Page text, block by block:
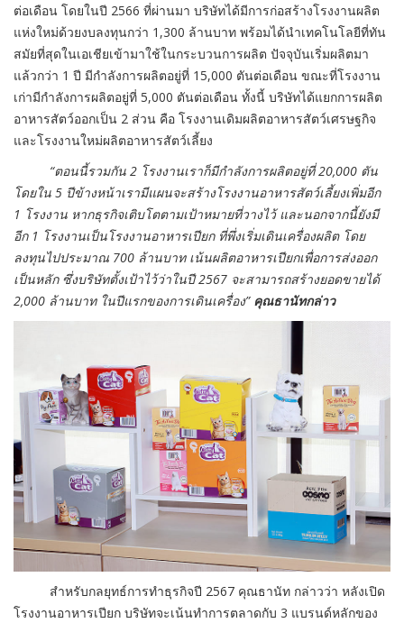
ต่อเดือน โดยในปี 2566 ที่ผ่านมา บริษัทได้มีการก่อสร้างโรงงานผลิต
แห่งใหม่ด้วยงบลงทุนกว่า 1,300 ล้านบาท พร้อมได้นำเทคโนโลยีที่ทัน
สมัยที่สุดในเอเชียเข้ามาใช้ในกระบวนการผลิต ปัจจุบันเริ่มผลิตมา
แล้วกว่า 1 ปี มีกำลังการผลิตอยู่ที่ 15,000 ตันต่อเดือน ขณะที่โรงงาน
เก่ามีกำลังการผลิตอยู่ที่ 5,000 ตันต่อเดือน ทั้งนี้ บริษัทได้แยกการผลิต
อาหารสัตว์ออกเป็น 2 ส่วน คือ โรงงานเดิมผลิตอาหารสัตว์เศรษฐกิจ
และโรงงานใหม่ผลิตอาหารสัตว์เลี้ยง
“ตอนนี้รวมกัน 2 โรงงานเราก็มีกำลังการผลิตอยู่ที่ 20,000 ตัน
โดยใน 5 ปีข้างหน้าเรามีแผนจะสร้างโรงงานอาหารสัตว์เลี้ยงเพิ่มอีก
1 โรงงาน หากธุรกิจเติบโตตามเป้าหมายที่วางไว้ และนอกจากนี้ยังมี
อีก 1 โรงงานเป็นโรงงานอาหารเปียก ที่พึ่งเริ่มเดินเครื่องผลิต โดย
ลงทุนไปประมาณ 700 ล้านบาท เน้นผลิตอาหารเปียกเพื่อการส่งออก
เป็นหลัก ซึ่งบริษัทตั้งเป้าไว้ว่าในปี 2567 จะสามารถสร้างยอดขายได้
2,000 ล้านบาท ในปีแรกของการเดินเครื่อง” คุณธานัทกล่าว
สำหรับกลยุทธ์การทำธุรกิจปี 2567 คุณธานัท กล่าวว่า หลังเปิด
โรงงานอาหารเปียก บริษัทจะเน้นทำการตลาดกับ 3 แบรนด์หลักของ